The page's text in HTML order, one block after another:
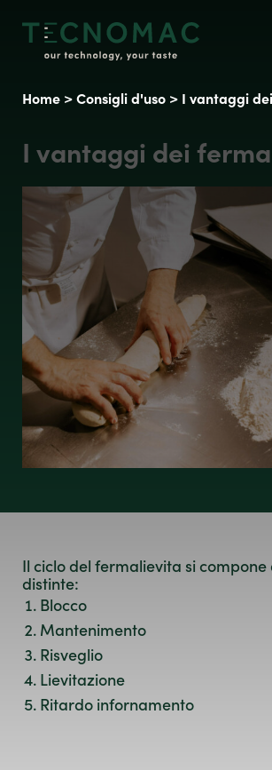
Home >Consigli d'uso > I vantaggi
I vantaggi dei
Il ciclo del fermalievita si compone
distinte:
Blocco
Mantenimento
Risveglio
Lievitazione
Ritardo infornamento